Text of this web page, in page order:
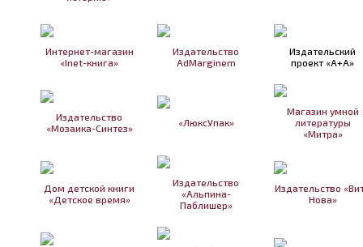
Интернет-магазин
«Inet-книга»
Издательство
AdMarginem
Издательский
проект «А+А»
Издательство
«Мозаика-Синтез»
«ЛюксУпак»
Магазин умной
литературы
«Митра»
Дом детской книги
«Детское время»
Издательство
«Альпина-
Паблишер»
Издательство
Нова»